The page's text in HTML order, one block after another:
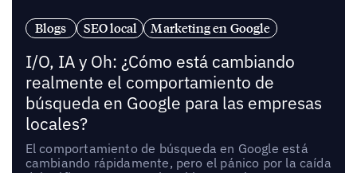
Blogs SEO local Marketing en Google
I/O, IA y Oh: ¿Cómo está cambiando
realmente el comportamiento de
búsqueda en Google para las empresas
locales?
El comportamiento de búsqueda en Google está
cambiando rápidamente, pero el pánico por la caída